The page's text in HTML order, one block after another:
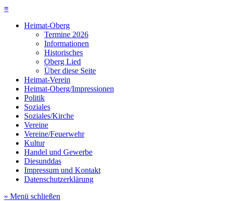
≡
Heimat-Oberg
Termine 2026
Informationen
Historisches
Oberg Lied
Über diese Seite
Heimat-Verein
Heimat-Oberg/Impressionen
Politik
Soziales
Soziales/Kirche
Vereine
Vereine/Feuerwehr
Kultur
Handel und Gewerbe
Diesunddas
Impressum und Kontakt
Datenschutzerklärung
» Menü schließen